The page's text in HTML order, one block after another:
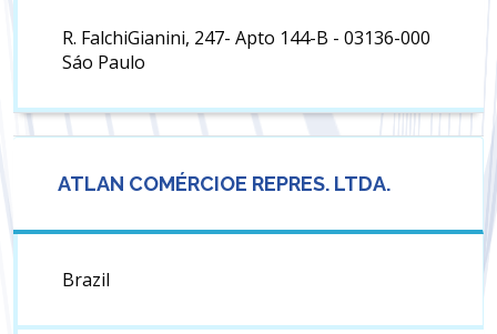
R. FalchiGianini, 247- Apto 144-B - 03136-000
Sáo Paulo
ATLAN COMÉRCIOE REPRES. LTDA.
Brazil